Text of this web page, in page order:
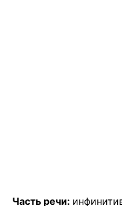
Часть речи: